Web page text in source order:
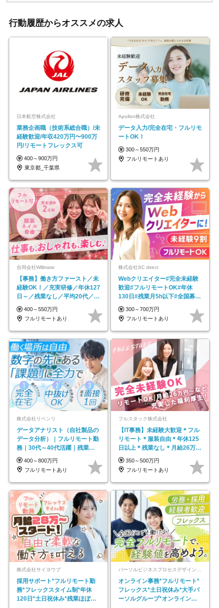
行動履歴からオススメの求人
日本航空株式会社
業務企画職（技術系総合職）/未
経験歓迎/年収420万円〜900万
円/リモートフレックス可
400～900万円
東京都_千葉県
Apollon株式会社
データ入力/完全在宅・フルリモ
ートOK！
300～550万円
フルリモートあり
合同会社Willmate
【事務】働き方ファースト／未
経験OK！／充実研修／年休127
日～／残業なし／平均20代／リ
モートOK
400～550万円
フルリモートあり
株式会社SC direct
Webクリエイター#完全未経験
歓迎#フルリモートOK#年休
130日#残業月5h以下#全国募集
#最大1年の研修
300～700万円
フルリモートあり
株式会社リベンリ
データアナリスト（自社製品の
データ分析）｜フルリモート勤
務｜30代～40代活躍｜残業少
なめ｜子育て社員多数活躍
400～800万円
フルリモートあり
フルスタック株式会社
【IT事務】未経験大歓迎＊フル
リモート＊服装自由＊年休125
日以上＊残業なし＊月給26万円
以上
350～500万円
フルリモートあり
株式会社サイヨウブ
採用サポート*フルリモート勤
務*フレックスタイム制*年休
120日*土日祝休み*残業ほぼな
パーソルビジネスプロセスデザイン株式会社 事業開発本部
オンライン事務*フルリモート*
フレックス*土日祝休み*大手パ
ーソルグループ*オンライン面